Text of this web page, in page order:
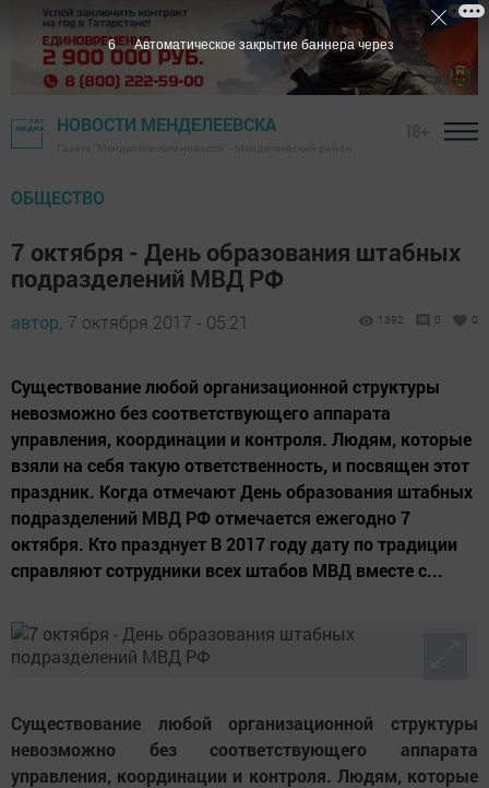
НОВОСТИ МЕНДЕЛЕЕВСКА
ОБЩЕСТВО
7 октября - День образования штабных
подразделений МВД РФ
автор, 7 октября 2017 - 05:21 1392 0 0
Существование любой организационной структуры
невозможно без соответствующего аппарата
управления, координации и контроля. Людям, которые
взяли на себя такую ответственность, и посвящен этот
праздник. Когда отмечают День образования штабных
подразделений МВД РФ отмечается ежегодно 7
октября. Кто празднует В 2017 году дату по традиции
справляют сотрудники всех штабов МВД вместе с...
Существование любой организационной структуры
невозможно без соответствующего аппарата
управления, координации и контроля. Людям, которые
5 Автоматическое закрытие баннера через